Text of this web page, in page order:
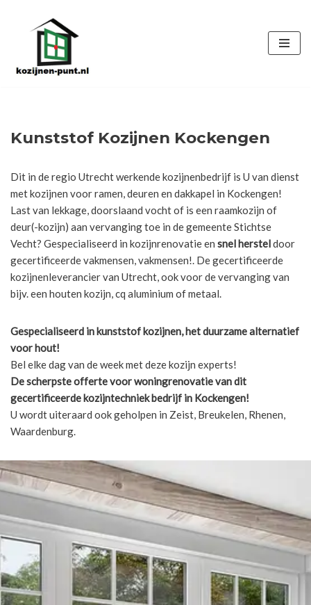
de
Kunststof Kozijnen Kockengen
Dit in de regio Utrecht werkende kozijnenbedrijf is U van dienst
met kozijnen voor ramen, deuren en dakkapel in Kockengen!
Last van lekkage, doorslaand vocht of is een raamkozijn of
deur(-kozijn) aan vervanging toe in de gemeente Stichtse
Vecht? Gespecialiseerd in kozijnrenovatie en snel hersteldoor
gecertificeerde vakmensen, vakmensen!. De gecertificeerde
kozijnenleverancier van Utrecht, ook voor de vervanging van
bijv. een houten kozijn, cq aluminium of metaal.
Gespecialiseerd in kunststof kozijnen, het duurzame alternatief
voor hout!
Bel elke dag van de week met deze kozijn experts!
De scherpsteofferte voor woningrenovatie van dit
gecertificeerde kozijntechniek bedrijf in Kockengen!
U wordt uiteraard ook geholpen in Zeist, Breukelen, Rhenen,
Waardenburg.